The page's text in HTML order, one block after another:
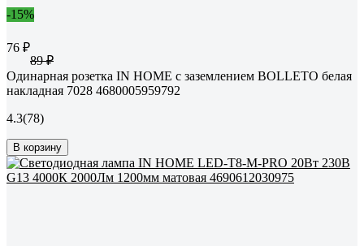
-15%
76 ₽
89 ₽
Одинарная розетка IN HOME с заземлением BOLLETO белая
накладная 7028 4680005959792
4.3(78)
В корзину